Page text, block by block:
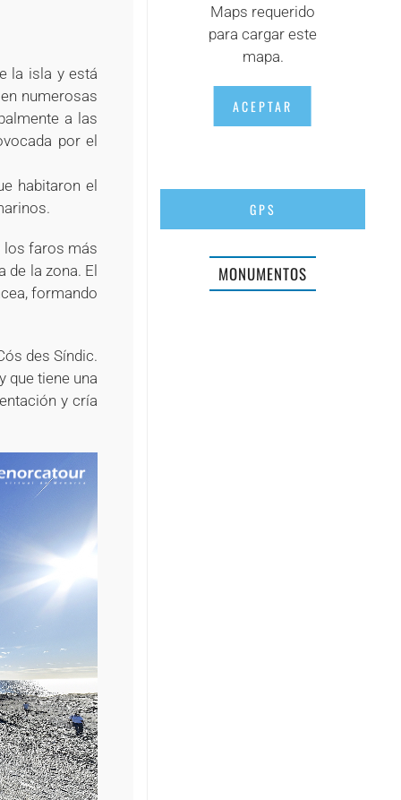
la isla y está
numerosas
a las
por el
habitaron el
los faros más
la zona. El
formando
des Síndic.
que tiene una
y cría
Maps requerido
para cargar este
mapa.
ACEPTAR
GPS
MONUMENTOS